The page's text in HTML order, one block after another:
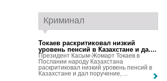
Криминал
Токаев раскритиковал низкий
уровень пенсий в Казахстане и да....
Президент Касым-Жомарт Токаев в
Послании народу Казахстана
раскритиковал низкий уровень пенсий в
Казахстане и дал поручение, ...